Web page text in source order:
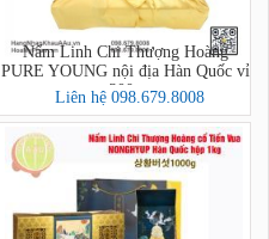
Nấm Linh Chi Thượng Hoàng
PURE YOUNG nội địa Hàn Quốc vỉ
300g
Liên hệ 098.679.8008